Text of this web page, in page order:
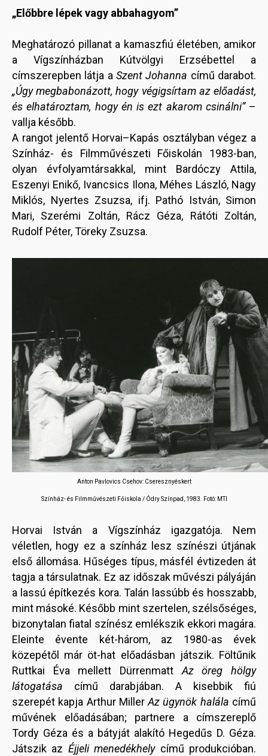
„Előbbre lépek vagy abbahagyom”
Meghatározó pillanat a kamaszfiú életében, amikor
a Vígszínházban Kútvölgyi Erzsébettel a
címszerepben látja a Szent Johanna című darabot.
„Úgy megbabonázott, hogy végigsírtam az előadást,
és elhatároztam, hogy én is ezt akarom csinálni”–
vallja később.
A rangot jelentő Horvai–Kapás osztályban végez a
Színház- és Filmművészeti Főiskolán 1983-ban,
olyan évfolyamtársakkal, mint Bardóczy Attila,
Eszenyi Enikő, Ivancsics Ilona, Méhes László, Nagy
Miklós, Nyertes Zsuzsa, ifj. Pathó István, Simon
Mari, Szerémi Zoltán, Rácz Géza, Rátóti Zoltán,
Rudolf Péter, Töreky Zsuzsa.
Anton Pavlovics Csehov: Cseresznyéskert
Színház- és Filmművészeti Főiskola / Ódry Színpad, 1983. Fotó: MTI
Horvai István a Vígszínház igazgatója. Nem
véletlen, hogy ez a színház lesz színészi útjának
első állomása. Hűséges típus, másfél évtizeden át
tagja a társulatnak. Ez az időszak művészi pályáján
a lassú építkezés kora. Talán lassúbb és hosszabb,
mint másoké. Később mint szertelen, szélsőséges,
bizonytalan fiatal színész emlékszik ekkori magára.
Eleinte évente két-három, az 1980-as évek
közepétől már öt-hat előadásban játszik. Föltűnik
Ruttkai Éva mellett DürrenmattAz öreg hölgy
látogatása című darabjában. A kisebbik fiú
szerepét kapja Arthur MillerAz ügynök halála című
művének előadásában; partnere a címszereplő
Tordy Géza és a bátyját alakító Hegedűs D. Géza.
Játszik az Éjjeli menedékhelycímű produkcióban.